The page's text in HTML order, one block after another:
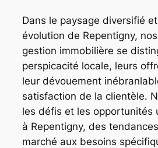
Dans le paysage diversifié
évolution de Repentigny,
gestion immobilière se
perspicacité locale, leurs
leur dévouement
satisfaction de la clientèle.
les défis et les opportunités
à Repentigny, des
marché aux besoins